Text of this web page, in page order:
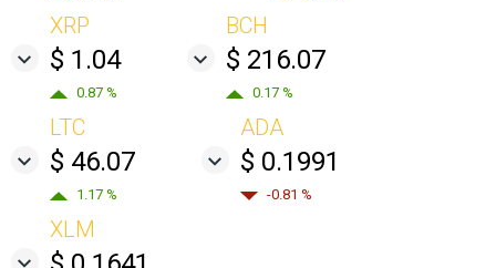
XRP
$ 1.04
0.87 %
BCH
$ 216.07
0.17 %
LTC
$ 46.07
1.17 %
ADA
$ 0.1991
-0.81 %
XLM